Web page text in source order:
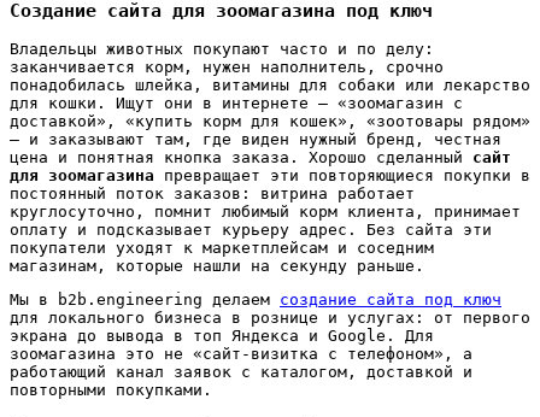
Создание сайта для зоомагазина под ключ
Владельцы животных покупают часто и по делу:
заканчивается корм, нужен наполнитель, срочно
понадобилась шлейка, витамины для собаки или лекарство
для кошки. Ищут они в интернете — «зоомагазин с
доставкой», «купить корм для кошек», «зоотовары рядом»
— и заказывают там, где виден нужный бренд, честная
цена и понятная кнопка заказа. Хорошо сделанный сайт
для зоомагазина превращает эти повторяющиеся покупки в
постоянный поток заказов: витрина работает
круглосуточно, помнит любимый корм клиента, принимает
оплату и подсказывает курьеру адрес. Без сайта эти
покупатели уходят к маркетплейсам и соседним
магазинам, которые нашли на секунду раньше.
Мы в b2b.engineering делаем создание сайта под ключ
для локального бизнеса в рознице и услугах: от первого
экрана до вывода в топ Яндекса и Google. Для
зоомагазина это не «сайт-визитка с телефоном», а
работающий канал заявок с каталогом, доставкой и
повторными покупками.